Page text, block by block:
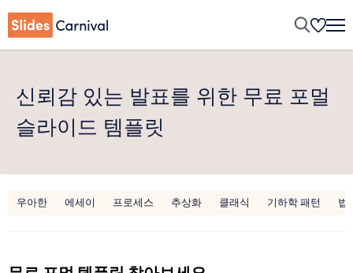
신뢰감 있는 발표를 위한 무료 포멀
슬라이드 템플릿
우아한 에세이 프로세스 추상화 클래식 기하학 패턴 법